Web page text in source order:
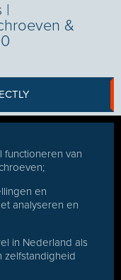
|
&
van
en
analyseren en
in Nederland als
zelfstandigheid